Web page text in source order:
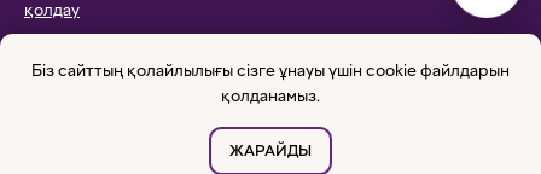
Біз сайттың қолайлылығы сізге ұнауы үшін cookie файлдарын
қолданамыз.
ЖАРАЙДЫ
қолдау